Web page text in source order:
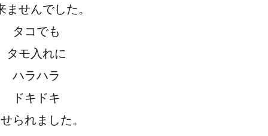
ませんでした。
タコでも
タモ入れに
ハラハラ
ドキドキ
られました。